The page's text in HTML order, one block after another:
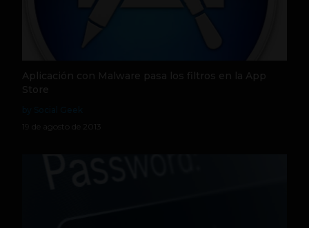
Aplicación con Malware pasa los filtros en la App
Store
19 de agosto de 2013